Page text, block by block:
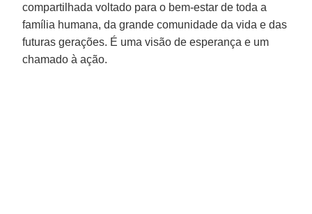
compartilhada voltado para o bem-estar de toda a
família humana, da grande comunidade da vida e das
futuras gerações. É uma visão de esperança e um
chamado à ação.